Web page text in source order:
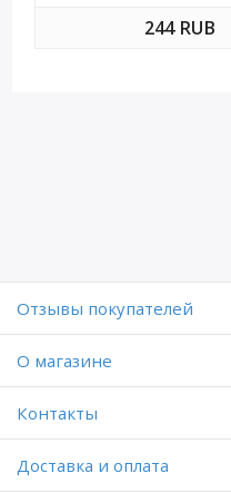
244 RUB
Отзывы покупателей
O магазине
Контакты
Доставка и оплата